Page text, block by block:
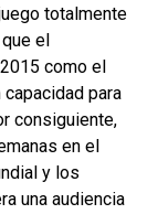
totalmente
el
como el
para
consiguiente,
en el
y los
una audiencia